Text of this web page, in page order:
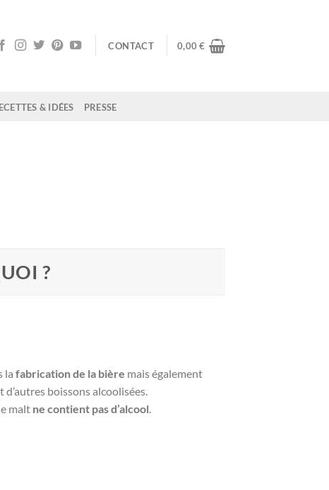
CONTACT 0,00€
& IDÉES PRESSE
?
lafabrication de la bière mais également
d’autres boissons alcoolisées.
malt ne contient pas d’alcool.